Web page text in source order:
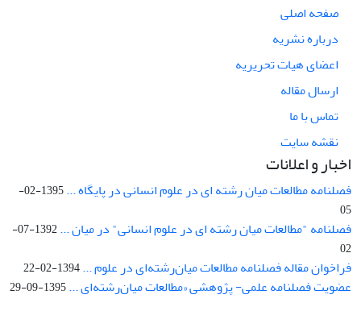
صفحه اصلی
درباره نشریه
اعضای هیات تحریریه
ارسال مقاله
تماس با ما
نقشه سایت
اخبار و اعلانات
فصلنامه مطالعات میان رشته ای در علوم انسانی در پایگاه ...
1395-02-
05
فصلنامه "مطالعات میان رشته ای در علوم انسانی" در میان ...
1392-07-
02
فراخوان مقاله فصلنامه مطالعات میان‌رشته‌ای در علوم ...1394-02-22
عضویت فصلنامه علمی- پژوهشی «مطالعات میان‌رشته‌ای ...1395-09-29